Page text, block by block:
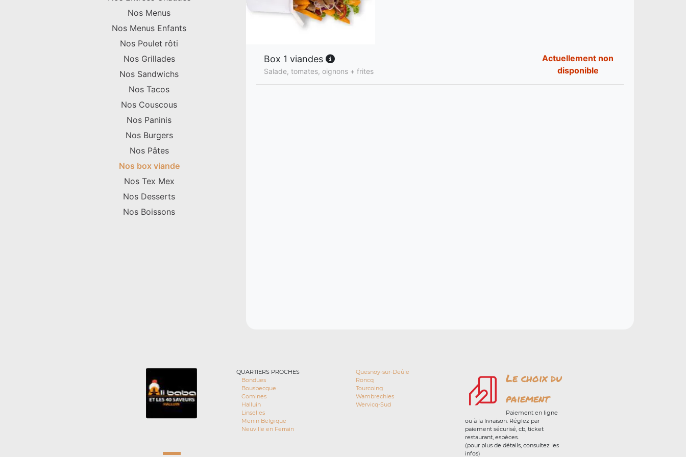
Nos Menus
Nos Menus Enfants
Nos Poulet rôti
Nos Grillades
Nos Sandwichs
Nos Tacos
Nos Couscous
Nos Paninis
Nos Burgers
Nos Pâtes
Nos box viande
Nos Tex Mex
Nos Desserts
Nos Boissons
Box 1 viandes
Salade, tomates, oignons + frites
Actuellement non
disponible
QUARTIERS PROCHES
Bondues
Bousbecque
Comines
Halluin
Linselles
Menin Belgique
Neuville en Ferrain
Quesnoy-sur-Deûle
Roncq
Tourcoing
Wambrechies
Wervicq-Sud
Le choix du
paiement
Paiement en ligne
ou à la livraison. Réglez par
paiement sécurisé, cb, ticket
restaurant, espèces.
(pour plus de détails, consultez les
infos)